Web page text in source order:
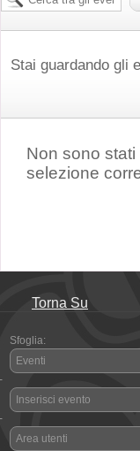
Stai guardando gli
Non sono
selezione
Torna Su
Sfoglia:
Eventi
-
Inserisci evento
-
Area utenti